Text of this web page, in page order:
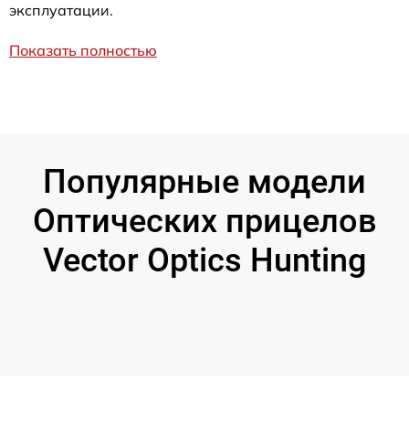
эксплуатации.
Показать полностью
Популярные модели
Оптических прицелов
Vector Optics Hunting